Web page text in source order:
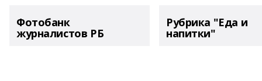
Фотобанк
журналистов РБ
Рубрика "Еда и
напитки"